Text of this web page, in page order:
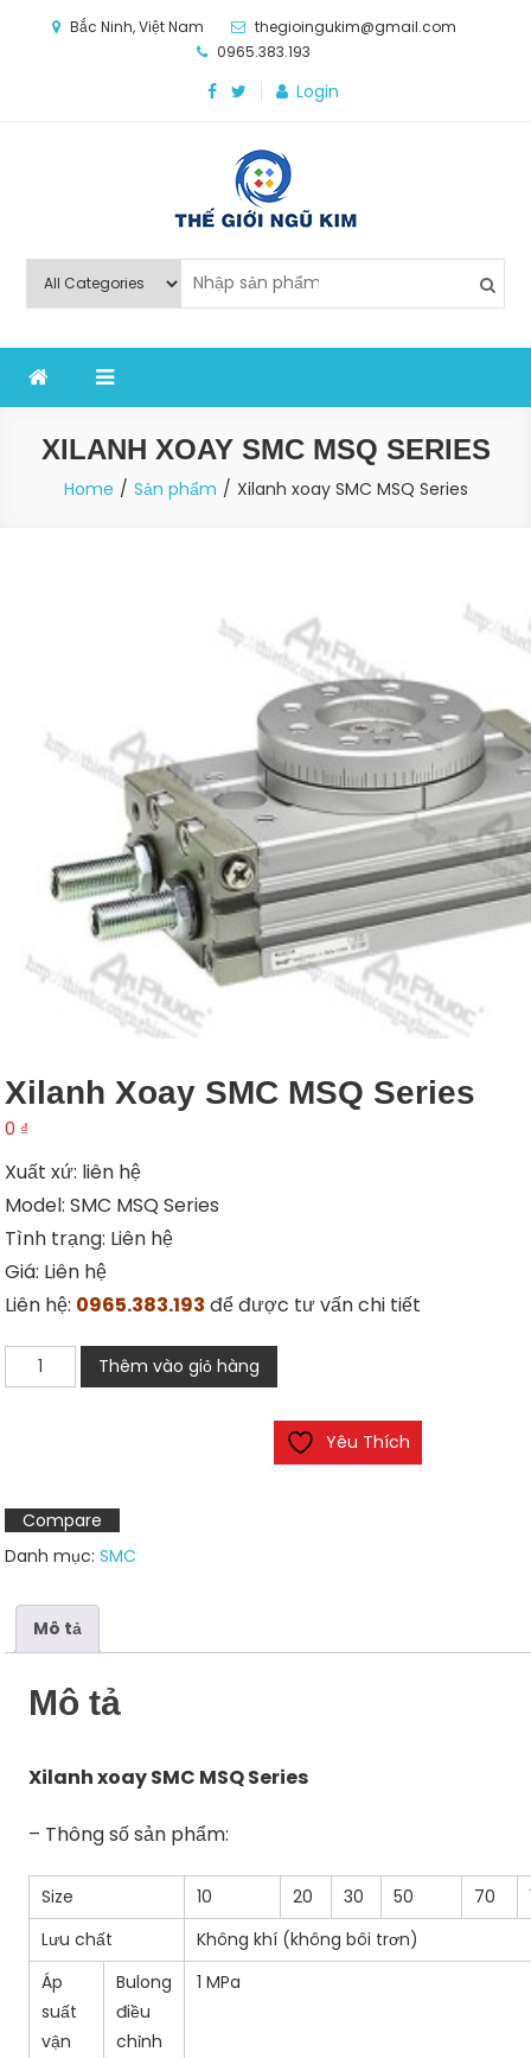
Bắc Ninh, Việt Nam
thegioingukim@gmail.com
0965.383.193
Login
Thế Giới Ngũ Kim
nghiệp sản xuất
XILANH XOAY SMC MSQ SERIES
Home Sản phẩm Xilanh xoay SMC MSQ Series
Xilanh Xoay SMC MSQ Series
0 ₫
Xuất xứ: liên hệ
Model: SMC MSQ Series
Tình trạng: Liên hệ
Giá: Liên hệ
Liên hệ: 0965.383.193 để được tư vấn chi tiết
Xilanh
xoay
số
lượng
Thêm vào giỏ hàng
Yêu Thích
Compare
Danh mục:SMC
Mô tả
Mô tả
Xilanh xoay SMC MSQ Series
– Thông số sản phẩm:
Size 10 20 30 50 70
Lưu chất
Không khí (không bôi trơn)
Áp
suất
vận
Bulong
điều
chỉnh
1 MPa